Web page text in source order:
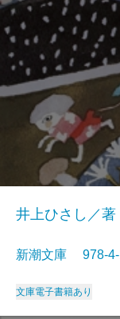
井上ひさし／著
新潮文庫 978-
文庫電子書籍あり